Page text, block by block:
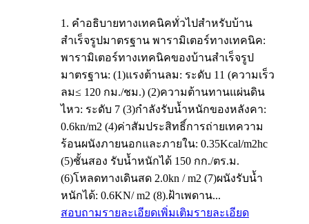
1. คำอธิบายทางเทคนิคทั่วไปสำหรับบ้าน
สำเร็จรูปมาตรฐาน พารามิเตอร์ทางเทคนิค:
พารามิเตอร์ทางเทคนิคของบ้านสำเร็จรูป
มาตรฐาน: (1)แรงต้านลม: ระดับ 11 (ความเร็ว
ลม≤ 120 กม./ชม.) (2)ความต้านทานแผ่นดิน
ไหว: ระดับ 7 (3)กำลังรับน้ำหนักของหลังคา:
0.6kn/m2 (4)ค่าสัมประสิทธิ์การถ่ายเทความ
ร้อนผนังภายนอกและภายใน: 0.35Kcal/m2hc
(5)ชั้นสอง รับน้ำหนักได้ 150 กก./ตร.ม.
(6)โหลดทางเดินสด 2.0kn / m2 (7)ผนังรับน้ำ
หนักได้: 0.6KN/ m2 (8).ฝ้าเพดาน...
สอบถามรายละเอียดเพิ่มเติมรายละเอียด